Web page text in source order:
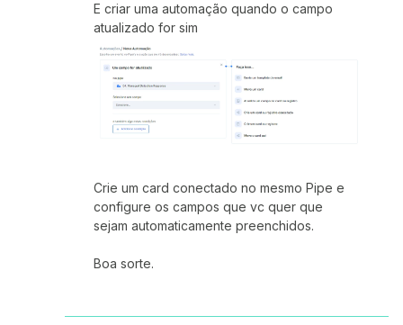
E criar uma automação quando o campo
atualizado for sim
Crie um card conectado no mesmo Pipe e
configure os campos que vc quer que
sejam automaticamente preenchidos.
Boa sorte.